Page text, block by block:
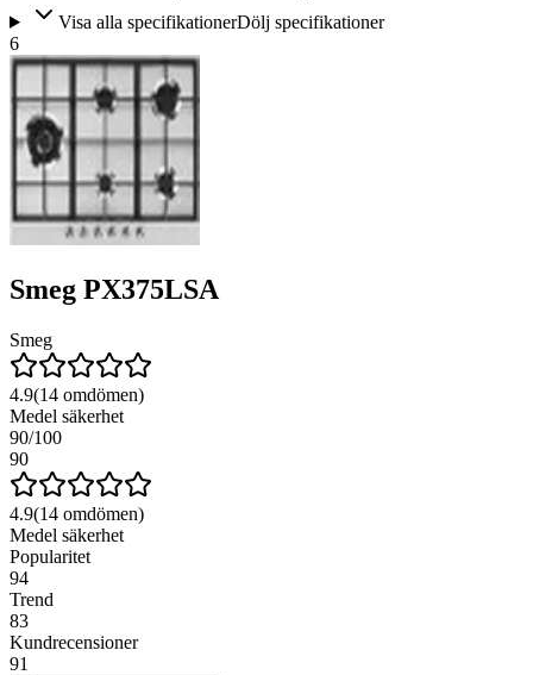
Visa alla specifikationerDölj specifikationer
6
Smeg PX375LSA
Smeg
4.9(14 omdömen)
Medel säkerhet
90/100
90
4.9(14 omdömen)
Medel säkerhet
Popularitet
94
Trend
83
Kundrecensioner
91